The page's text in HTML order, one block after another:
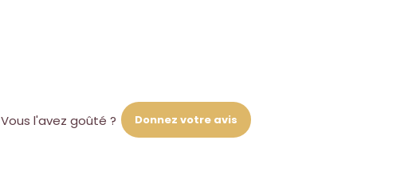
Vous l'avez goûté ? Donnez votre avis